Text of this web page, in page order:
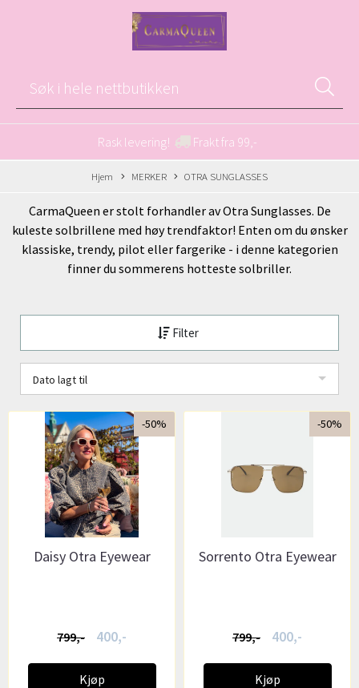
Rask levering! Frakt fra 99,-
Hjem MERKER OTRA SUNGLASSES
CarmaQueen er stolt forhandler av Otra Sunglasses. De
kuleste solbrillene med høy trendfaktor! Enten om du ønsker
klassiske, trendy, pilot eller fargerike - i denne kategorien
finner du sommerens hotteste solbriller.
Filter
Dato lagt til
-50%
Daisy Otra Eyewear
799,- 400,-
Kjøp
-50%
Sorrento Otra Eyewear
799,- 400,-
Kjøp